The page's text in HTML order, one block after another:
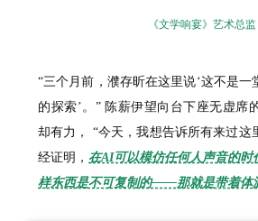
《文学响宴》艺术总监
“三个月前，濮存昕在这里说‘这不是一
的探索’。” 陈薪伊望向台下座无虚席
却有力， “今天，我想告诉所有来过这
经证明， 在AI可以模仿任何人声音的时
样东西是不可复制的——那就是带着体